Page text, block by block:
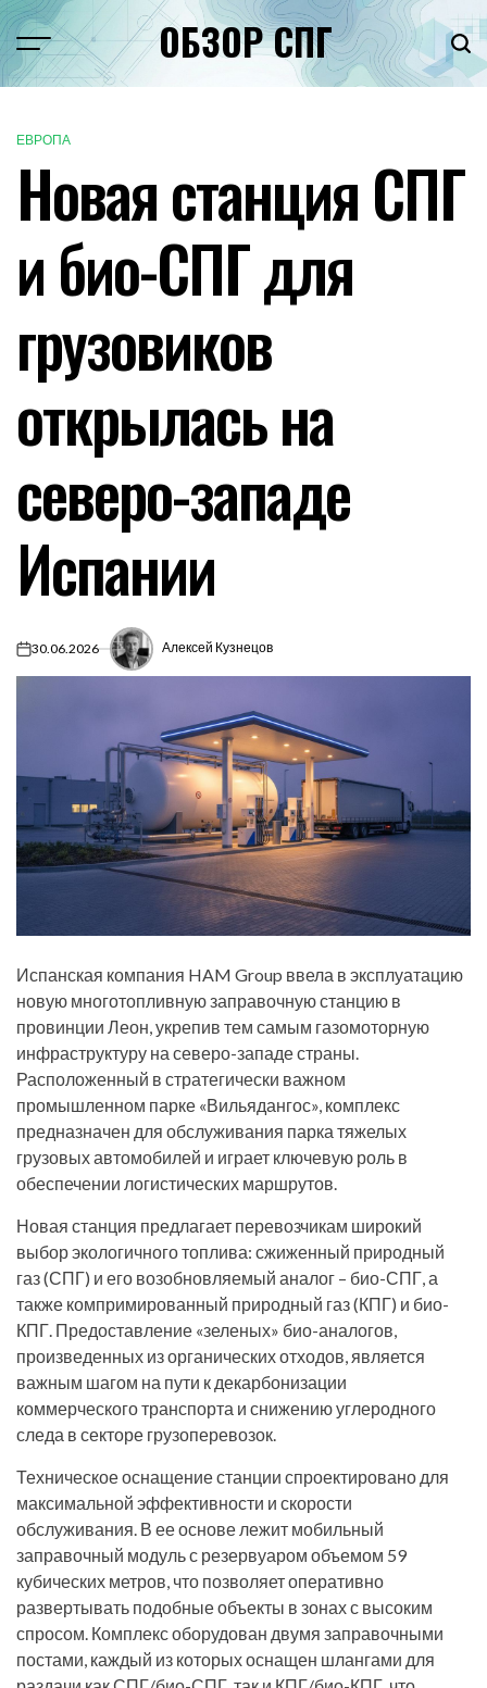
Перейти
к
содержимому
Меню ОБЗОР СПГ
ОПУБЛИКОВАНО
В
ЕВРОПА
Новая станция СПГ
и био-СПГ для
грузовиков
открылась на
северо-западе
Испании
on30.06.2026 Алексей Кузнецов
Испанская компания HAM Group ввела в эксплуатацию
новую многотопливную заправочную станцию в
провинции Леон, укрепив тем самым газомоторную
инфраструктуру на северо-западе страны.
Расположенный в стратегически важном
промышленном парке «Вильядангос», комплекс
предназначен для обслуживания парка тяжелых
грузовых автомобилей и играет ключевую роль в
обеспечении логистических маршрутов.
Новая станция предлагает перевозчикам широкий
выбор экологичного топлива: сжиженный природный
газ (СПГ) и его возобновляемый аналог – био-СПГ, а
также компримированный природный газ (КПГ) и био-
КПГ. Предоставление «зеленых» био-аналогов,
произведенных из органических отходов, является
важным шагом на пути к декарбонизации
коммерческого транспорта и снижению углеродного
следа в секторе грузоперевозок.
Техническое оснащение станции спроектировано для
максимальной эффективности и скорости
обслуживания. В ее основе лежит мобильный
заправочный модуль с резервуаром объемом 59
кубических метров, что позволяет оперативно
развертывать подобные объекты в зонах с высоким
спросом. Комплекс оборудован двумя заправочными
постами, каждый из которых оснащен шлангами для